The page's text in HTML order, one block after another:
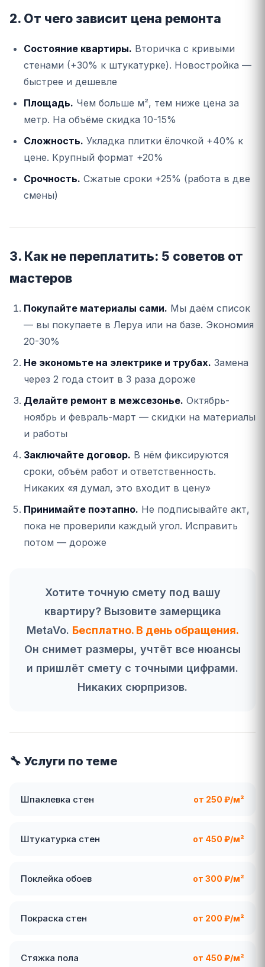
2. От чего зависит цена ремонта
Состояние квартиры. Вторичка с кривыми
стенами (+30% к штукатурке). Новостройка —
быстрее и дешевле
Площадь. Чем больше м², тем ниже цена за
метр. На объёме скидка 10-15%
Сложность. Укладка плитки ёлочкой +40% к
цене. Крупный формат +20%
Срочность. Сжатые сроки +25% (работа в две
смены)
3. Как не переплатить: 5 советов от
мастеров
Покупайте материалы сами. Мы даём список
— вы покупаете в Леруа или на базе. Экономия
20-30%
Не экономьте на электрике и трубах. Замена
через 2 года стоит в 3 раза дороже
Делайте ремонт в межсезонье. Октябрь-
ноябрь и февраль-март — скидки на материалы
и работы
Заключайте договор. В нём фиксируются
сроки, объём работ и ответственность.
Никаких «я думал, это входит в цену»
Принимайте поэтапно. Не подписывайте акт,
пока не проверили каждый угол. Исправить
потом — дороже
Хотите точную смету под вашу
квартиру? Вызовите замерщика
MetaVo. Бесплатно. В день обращения.
Он снимет размеры, учтёт все нюансы
и пришлёт смету с точными цифрами.
Никаких сюрпризов.
🔧 Услуги по теме
Шпаклевка стен от 250 ₽/м²
Штукатурка стен от 450 ₽/м²
Поклейка обоев от 300 ₽/м²
Покраска стен от 200 ₽/м²
Стяжка пола от 450 ₽/м²